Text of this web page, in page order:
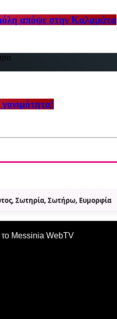
απόψε στην Καλαμάτα
Σωτηρία, Σωτήρω, Ευμορφία
το Messinia WebTV